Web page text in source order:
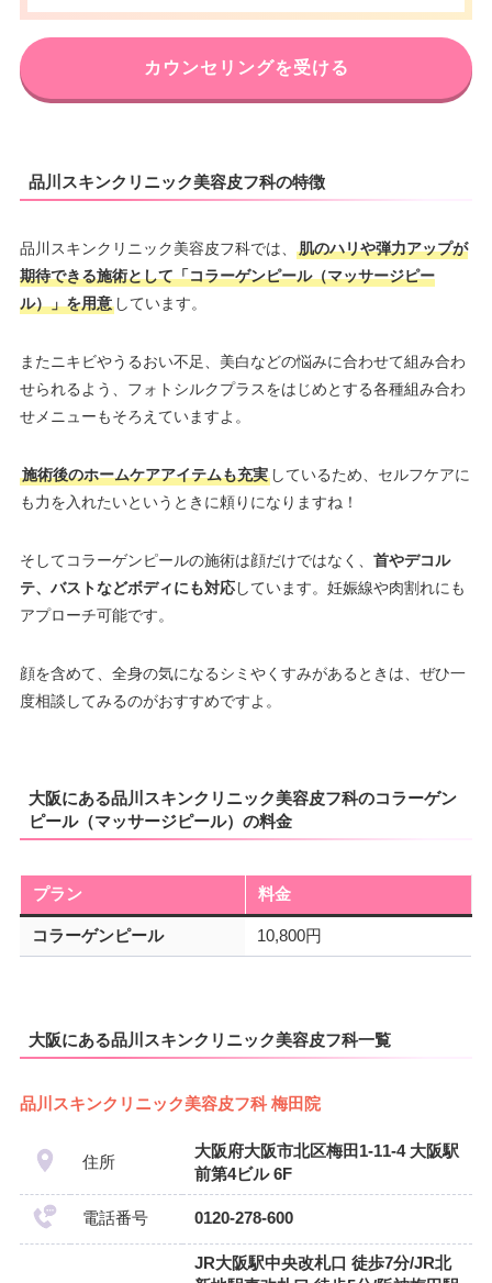
カウンセリングを受ける
品川スキンクリニック美容皮フ科の特徴
品川スキンクリニック美容皮フ科では、
肌のハリや弾力アップが
期待できる施術として「コラーゲンピール（マッサージピー
ル）」を用意しています。
またニキビやうるおい不足、美白などの悩みに合わせて組み合わ
せられるよう、フォトシルクプラスをはじめとする各種組み合わ
せメニューもそろえていますよ。
施術後のホームケアアイテムも充実しているため、セルフケアに
も力を入れたいというときに頼りになりますね！
そしてコラーゲンピールの施術は顔だけではなく、 首やデコル
テ、バストなどボディにも対応しています。妊娠線や肉割れにも
アプローチ可能です。
顔を含めて、全身の気になるシミやくすみがあるときは、ぜひ一
度相談してみるのがおすすめですよ。
大阪にある品川スキンクリニック美容皮フ科のコラーゲン
ピール（マッサージピール）の料金
プラン 料金
コラーゲンピール 10,800円
大阪にある品川スキンクリニック美容皮フ科一覧
品川スキンクリニック美容皮フ科 梅田院
住所
大阪府大阪市北区梅田1-11-4 大阪駅
前第4ビル 6F
電話番号 0120-278-600
JR大阪駅中央改札口 徒歩7分/JR北